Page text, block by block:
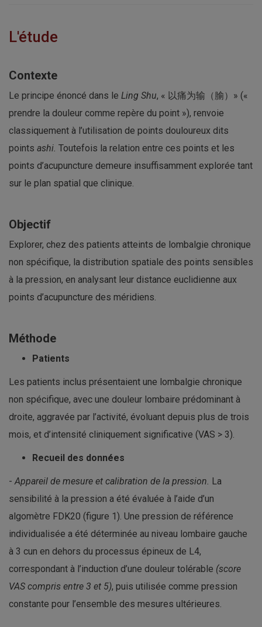
L'étude
Contexte
Le principe énoncé dans le Ling Shu, « 以痛为输（腧）» («
prendre la douleur comme repère du point »), renvoie
classiquement à l’utilisation de points douloureux dits
points ashi. Toutefois la relation entre ces points et les
points d’acupuncture demeure insuffisamment explorée tant
sur le plan spatial que clinique.
Objectif
Explorer, chez des patients atteints de lombalgie chronique
non spécifique, la distribution spatiale des points sensibles
à la pression, en analysant leur distance euclidienne aux
points d’acupuncture des méridiens.
Méthode
Patients
Les patients inclus présentaient une lombalgie chronique
non spécifique, avec une douleur lombaire prédominant à
droite, aggravée par l’activité, évoluant depuis plus de trois
mois, et d’intensité cliniquement significative (VAS > 3).
Recueil des données
-Appareil de mesure et calibration de la pression. La
sensibilité à la pression a été évaluée à l’aide d’un
algomètre FDK20 (figure 1). Une pression de référence
individualisée a été déterminée au niveau lombaire gauche
à 3 cun en dehors du processus épineux de L4,
correspondant à l’induction d’une douleur tolérable (score
VAS compris entre 3 et 5), puis utilisée comme pression
constante pour l’ensemble des mesures ultérieures.